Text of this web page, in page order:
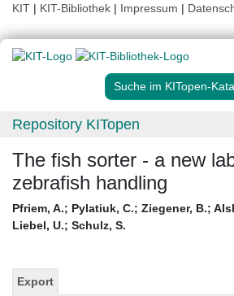
KIT | KIT-Bibliothek | Impressum |
Suche im KITopen-
Repository KITopen
The fish sorter - a new
zebrafish handling
Pfriem, A.; Pylatiuk, C.; Ziegener, B.;
Liebel, U.; Schulz, S.
Export